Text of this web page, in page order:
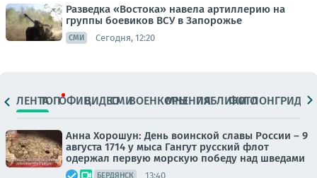
Разведка «Востока» навела артиллерию на
группы боевиков ВСУ в Запорожье
СМИ Сегодня, 12:20
ЛЕНТАТОПОФИЦ.ВИДЕОСМИВОЕНКОРЫМНЕНИЯПАБЛИКИ
ФОТОЛОНГРИДЫ
Анна Хорошун: День воинской славы России – 9
августа 1714 у мыса Гангут русский флот
одержал первую морскую победу над шведами
БЕРДЯНСК 13:40